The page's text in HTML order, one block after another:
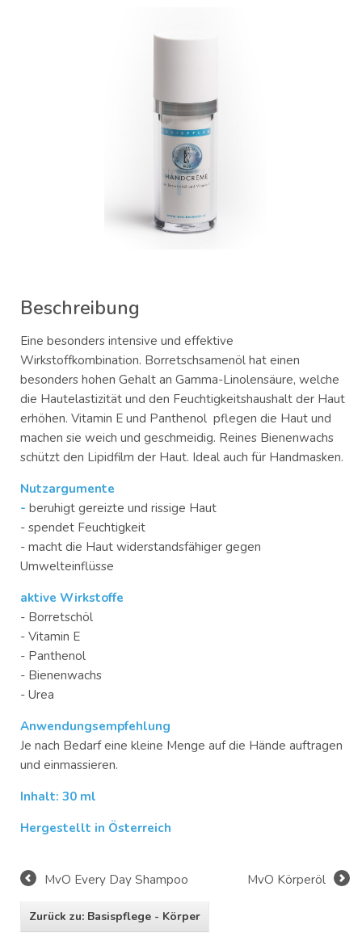
Beschreibung
Eine besonders intensive und effektive
Wirkstoffkombination. Borretschsamenöl hat einen
besonders hohen Gehalt an Gamma-Linolensäure, welche
die Hautelastizität und den Feuchtigkeitshaushalt der Haut
erhöhen. Vitamin E und Panthenol pflegen die Haut und
machen sie weich und geschmeidig. Reines Bienenwachs
schützt den Lipidfilm der Haut. Ideal auch für Handmasken.
Nutzargumente
- beruhigt gereizte und rissige Haut
- spendet Feuchtigkeit
- macht die Haut widerstandsfähiger gegen
Umwelteinflüsse
aktive Wirkstoffe
- Borretschöl
- Vitamin E
- Panthenol
- Bienenwachs
- Urea
Anwendungsempfehlung
Je nach Bedarf eine kleine Menge auf die Hände auftragen
und einmassieren.
Inhalt: 30 ml
Hergestellt in Österreich
MvO Körperöl
MvO Every Day Shampoo
Zurück zu: Basispflege - Körper